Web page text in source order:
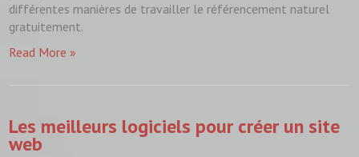
différentes manières de travailler le référencement naturel
gratuitement.
Read More »
Les meilleurs logiciels pour créer un site
web